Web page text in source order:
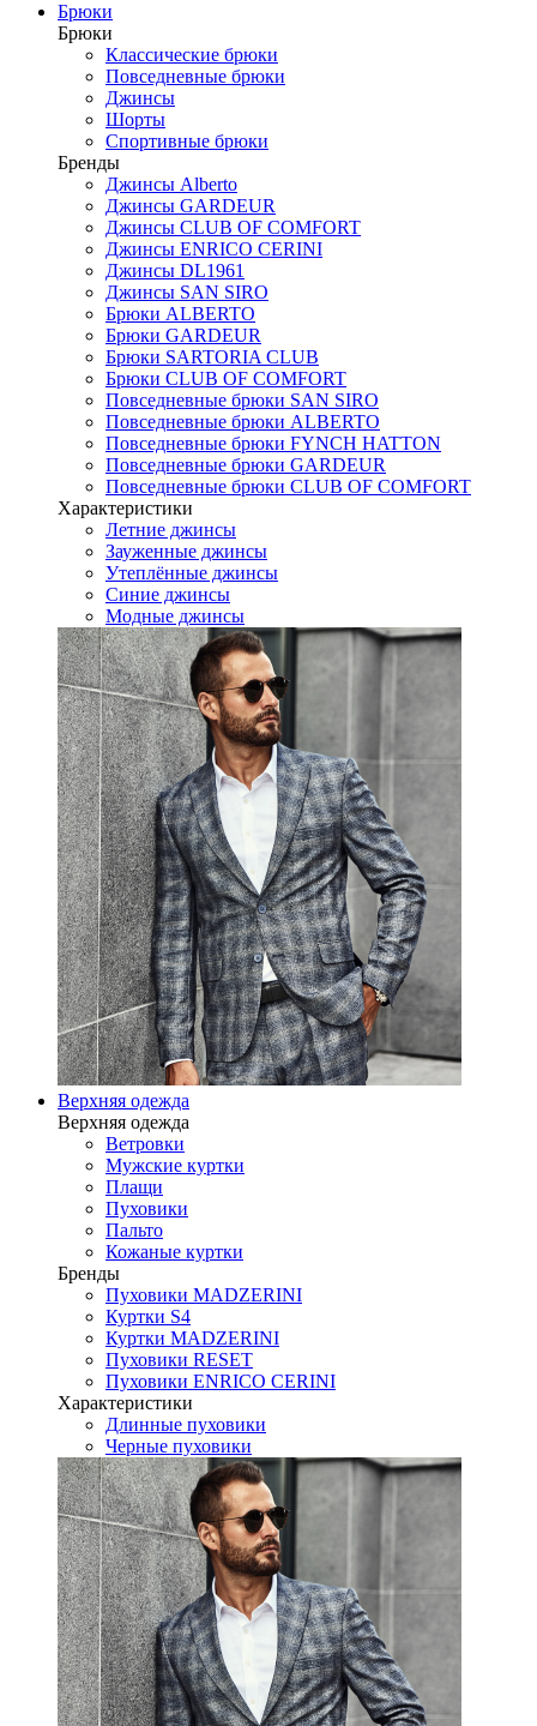
Брюки
Брюки
Классические брюки
Повседневные брюки
Джинсы
Шорты
Спортивные брюки
Бренды
Джинсы Alberto
Джинсы GARDEUR
Джинсы CLUB OF COMFORT
Джинсы ENRICO CERINI
Джинсы DL1961
Джинсы SAN SIRO
Брюки ALBERTO
Брюки GARDEUR
Брюки SARTORIA CLUB
Брюки CLUB OF COMFORT
Повседневные брюки SAN SIRO
Повседневные брюки ALBERTO
Повседневные брюки FYNCH HATTON
Повседневные брюки GARDEUR
Повседневные брюки CLUB OF COMFORT
Характеристики
Летние джинсы
Зауженные джинсы
Утеплённые джинсы
Синие джинсы
Модные джинсы
Верхняя одежда
Верхняя одежда
Ветровки
Мужские куртки
Плащи
Пуховики
Пальто
Кожаные куртки
Бренды
Пуховики MADZERINI
Куртки S4
Куртки MADZERINI
Пуховики RESET
Пуховики ENRICO CERINI
Характеристики
Длинные пуховики
Черные пуховики